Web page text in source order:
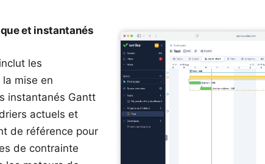
et instantanés
les
mise en
instantanés Gantt
actuels et
de référence pour
de contrainte